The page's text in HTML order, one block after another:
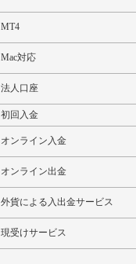
MT4
Mac対応
法人口座
初回入金
オンライン入金
オンライン出金
外貨による入出金サービス
現受けサービス